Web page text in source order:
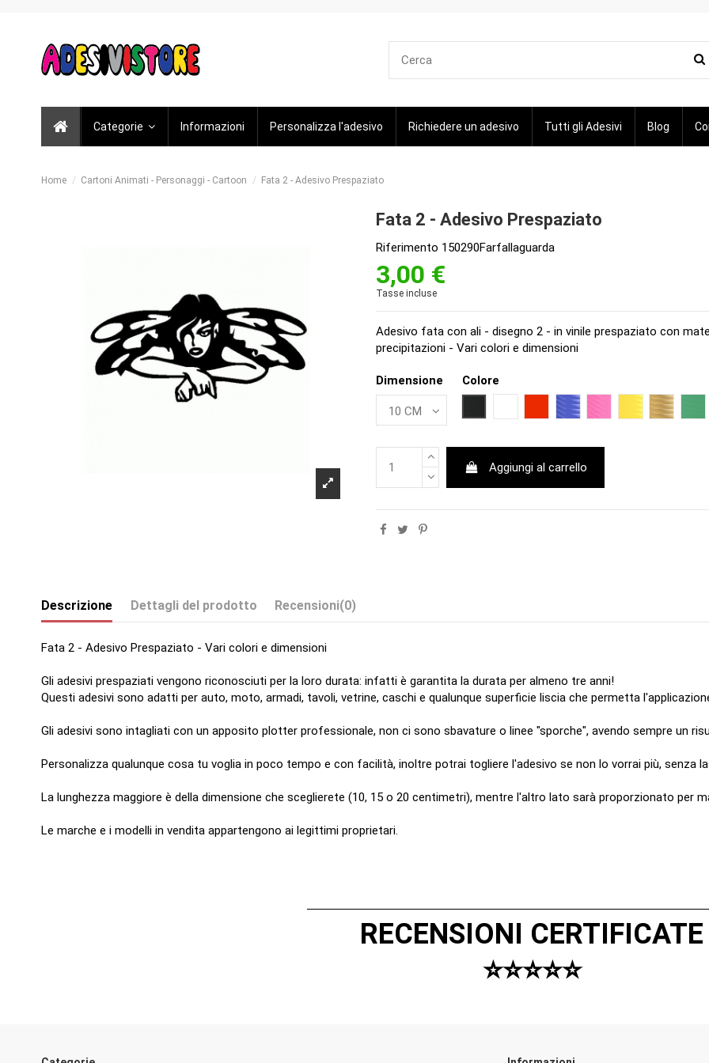
Categorie Informazioni Personalizza l'adesivo Richiedere un adesivo Tutti gli Adesivi Blog
Home Cartoni Animati - Personaggi - Cartoon Fata 2 - Adesivo Prespaziato
Fata 2 - Adesivo Prespaziato
Riferimento 150290Farfallaguarda
3,00 €
Tasse incluse
Adesivo fata con ali - disegno 2 - in vinile prespaziato con
precipitazioni - Vari colori e dimensioni
Dimensione
Colore
ROSSOBLU GIALLOORO
Aggiungi al carrello
Descrizione Dettagli del prodotto Recensioni(0)
Fata 2 - Adesivo Prespaziato - Vari colori e dimensioni
Gli adesivi prespaziati vengono riconosciuti per la loro durata: infatti è garantita la durata per almeno tre anni!
Questi adesivi sono adatti per auto, moto, armadi, tavoli, vetrine, caschi e qualunque superficie liscia che permetta
Gli adesivi sono intagliati con un apposito plotter professionale, non ci sono sbavature o linee "sporche", avendo sempre un
Personalizza qualunque cosa tu voglia in poco tempo e con facilità, inoltre potrai togliere l'adesivo se non lo vorrai più, senza
La lunghezza maggiore è della dimensione che sceglierete (10, 15 o 20 centimetri), mentre l'altro lato sarà proporzionato per
Le marche e i modelli in vendita appartengono ai legittimi proprietari.
RECENSIONI CERTIFICATE
⭐️⭐️⭐️⭐️⭐️